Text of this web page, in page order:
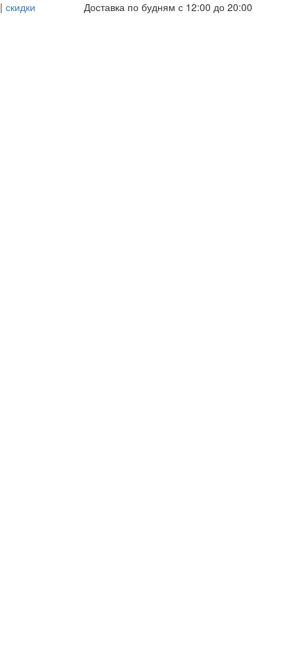
|скидки
Доставка по будням с 12:00 до 20:00